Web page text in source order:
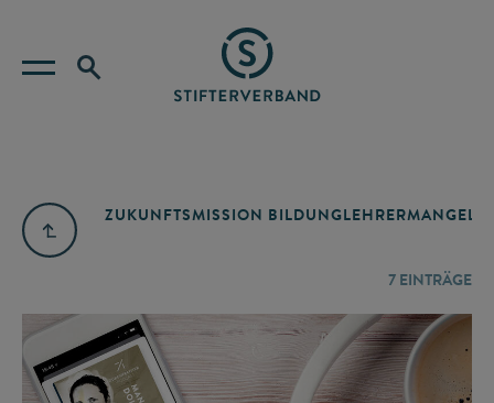
ZUKUNFTSMISSION BILDUNGLEHRERMANGEL
7 EINTRÄGE